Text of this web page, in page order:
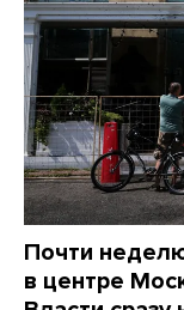
Почти
в центре